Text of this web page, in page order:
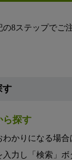
8ステップでご
す
ら探す
かりになる場
入力し「検索」